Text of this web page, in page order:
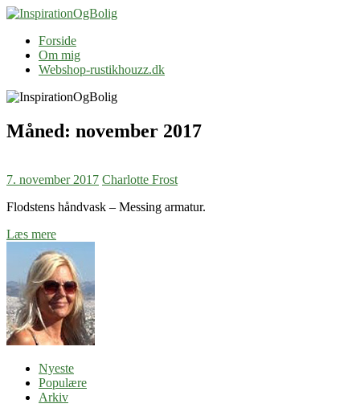
Skip
content
InspirationOgBolig
Blog
Forside
Om mig
Webshop-rustikhouzz.dk
Måned: november 2017
7. november 2017 Charlotte Frost
Flodstens håndvask – Messing armatur.
Læs mere
Nyeste
Populære
Arkiv